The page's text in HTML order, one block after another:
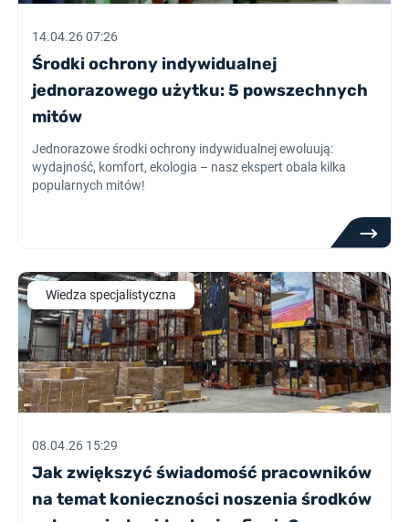
14.04.26 07:26
Środki ochrony indywidualnej
jednorazowego użytku: 5 powszechnych
mitów
Jednorazowe środki ochrony indywidualnej ewoluują:
wydajność, komfort, ekologia – nasz ekspert obala kilka
popularnych mitów!
Wiedza specjalistyczna
08.04.26 15:29
Jak zwiększyć świadomość pracowników
na temat konieczności noszenia środków